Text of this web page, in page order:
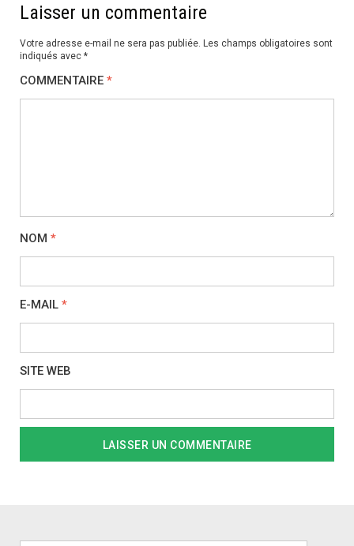
Laisser un commentaire
Votre adresse e-mail ne sera pas publiée. Les champs obligatoires sont
indiqués avec *
COMMENTAIRE *
NOM *
E-MAIL *
SITE WEB